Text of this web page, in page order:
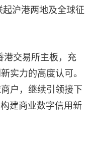
沪港两地及全球征
港交易所主板，充
实力的高度认可。
户，继续引领接下
建商业数字信用新